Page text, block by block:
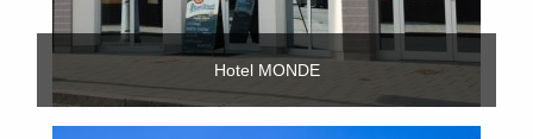
Hotel MONDE